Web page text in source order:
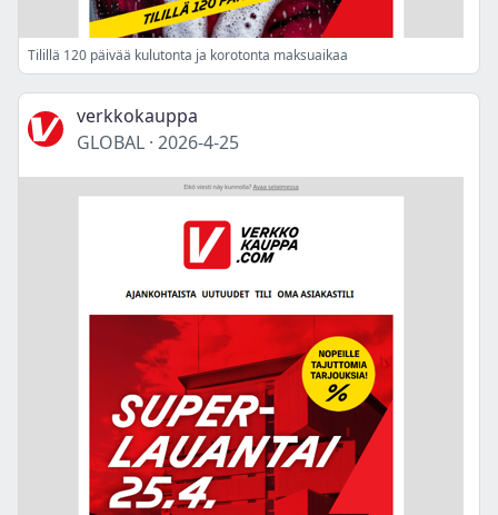
Tilillä 120 päivää kulutonta ja korotonta maksuaikaa
verkkokauppa
GLOBAL · 2026-4-25